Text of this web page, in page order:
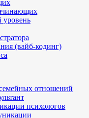
(вайб-кодинг)
отношений
психологов